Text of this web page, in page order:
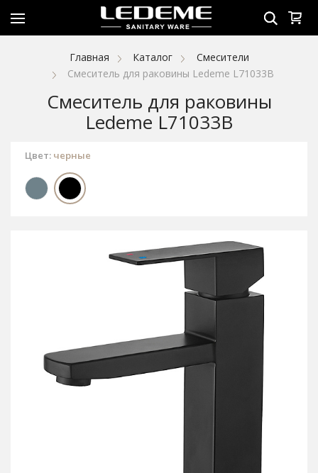
Главная Каталог
Смесители
Смеситель для раковины Ledeme L71033B
Смеситель для раковины
Ledeme L71033B
Цвет: черные